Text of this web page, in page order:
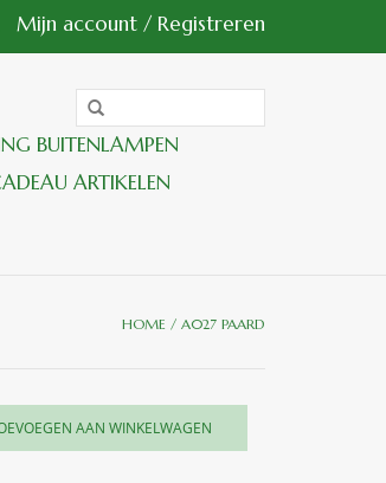
Mijn account / Registreren
BUITENLAMPEN
ARTIKELEN
HOME / A027 PAARD
AAN WINKELWAGEN